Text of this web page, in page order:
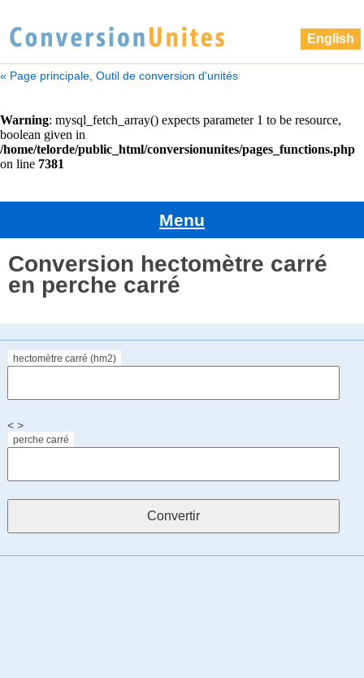
English
« Page principale, Outil de conversion d'unités
Menu
Conversion hectomètre carré
en perche carré
hectomètre carré (hm2)
< >
perche carré